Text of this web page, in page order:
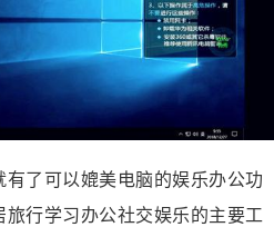
了可以媲美电脑的娱乐办公功
行学习办公社交娱乐的主要工